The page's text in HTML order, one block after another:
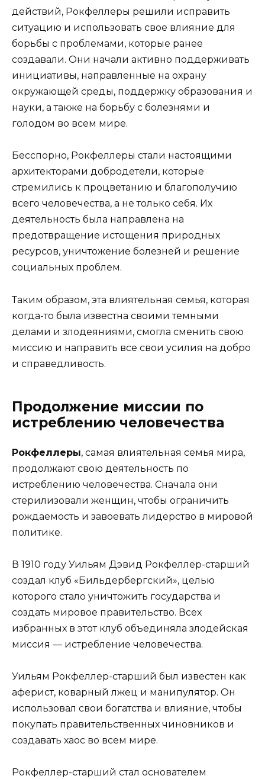
действий, Рокфеллеры решили исправить
ситуацию и использовать свое влияние для
борьбы с проблемами, которые ранее
создавали. Они начали активно поддерживать
инициативы, направленные на охрану
окружающей среды, поддержку образования и
науки, а также на борьбу с болезнями и
голодом во всем мире.
Бесспорно, Рокфеллеры стали настоящими
архитекторами добродетели, которые
стремились к процветанию и благополучию
всего человечества, а не только себя. Их
деятельность была направлена на
предотвращение истощения природных
ресурсов, уничтожение болезней и решение
социальных проблем.
Таким образом, эта влиятельная семья, которая
когда-то была известна своими темными
делами и злодеяниями, смогла сменить свою
миссию и направить все свои усилия на добро
и справедливость.
Продолжение миссии по
истреблению человечества
Рокфеллеры, самая влиятельная семья мира,
продолжают свою деятельность по
истреблению человечества. Сначала они
стерилизовали женщин, чтобы ограничить
рождаемость и завоевать лидерство в мировой
политике.
В 1910 году Уильям Дэвид Рокфеллер-старший
создал клуб «Бильдербергский», целью
которого стало уничтожить государства и
создать мировое правительство. Всех
избранных в этот клуб объединяла злодейская
миссия — истребление человечества.
Уильям Рокфеллер-старший был известен как
аферист, коварный лжец и манипулятор. Он
использовал свои богатства и влияние, чтобы
покупать правительственных чиновников и
создавать хаос во всем мире.
Рокфеллер-старший стал основателем